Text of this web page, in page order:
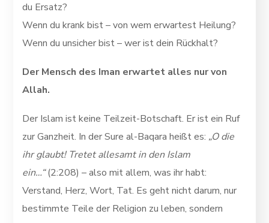
du Ersatz?
Wenn du krank bist – von wem erwartest Heilung?
Wenn du unsicher bist – wer ist dein Rückhalt?
Der Mensch des Iman erwartet alles nur von
Allah.
Der Islam ist keine Teilzeit-Botschaft. Er ist ein Ruf
zur Ganzheit. In der Sure al-Baqara heißt es: „O die
ihr glaubt! Tretet allesamt in den Islam
ein…“(2:208) – also mit allem, was ihr habt:
Verstand, Herz, Wort, Tat. Es geht nicht darum, nur
bestimmte Teile der Religion zu leben, sondern